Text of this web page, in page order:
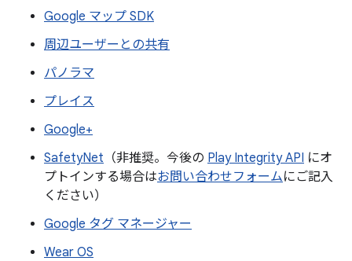
Google マップ SDK
周辺ユーザーとの共有
パノラマ
プレイス
Google+
SafetyNet （非推奨。今後の Play Integrity API にオ
プトインする場合はお問い合わせフォームにご記入
ください）
Google タグ マネージャー
Wear OS